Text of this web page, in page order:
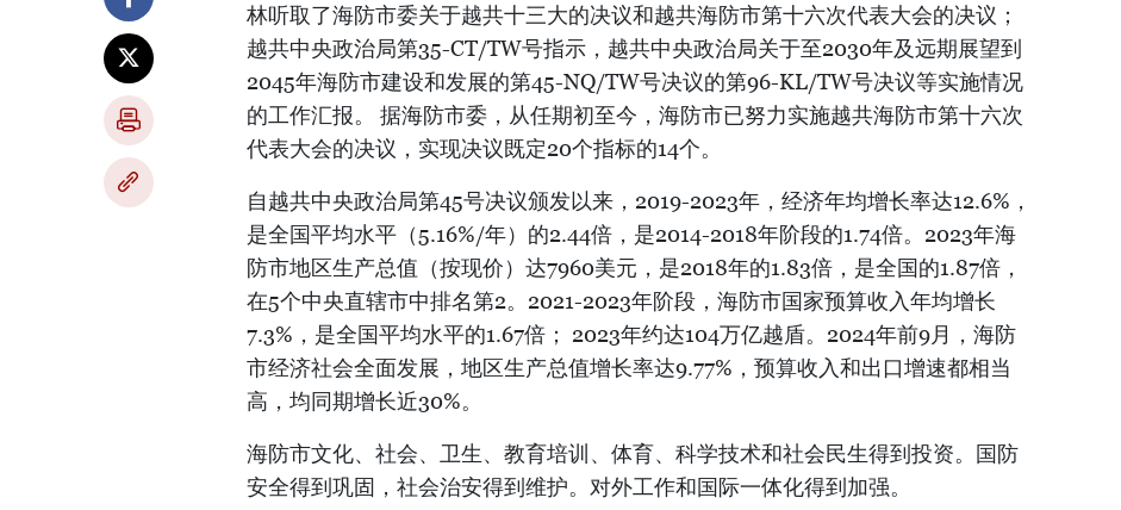
林听取了海防市委关于越共十三大的决议和越共海防市第十六次代表大会的决议；
越共中央政治局第35-CT/TW号指示，越共中央政治局关于至2030年及远期展望到
2045年海防市建设和发展的第45-NQ/TW号决议的第96-KL/TW号决议等实施情况
的工作汇报。 据海防市委，从任期初至今，海防市已努力实施越共海防市第十六次
代表大会的决议，实现决议既定20个指标的14个。
自越共中央政治局第45号决议颁发以来，2019-2023年，经济年均增长率达12.6%，
是全国平均水平（5.16%/年）的2.44倍，是2014-2018年阶段的1.74倍。2023年海
防市地区生产总值（按现价）达7960美元，是2018年的1.83倍，是全国的1.87倍，
在5个中央直辖市中排名第2。2021-2023年阶段，海防市国家预算收入年均增长
7.3%，是全国平均水平的1.67倍； 2023年约达104万亿越盾。2024年前9月，海防
市经济社会全面发展，地区生产总值增长率达9.77%，预算收入和出口增速都相当
高，均同期增长近30%。
海防市文化、社会、卫生、教育培训、体育、科学技术和社会民生得到投资。国防
安全得到巩固，社会治安得到维护。对外工作和国际一体化得到加强。